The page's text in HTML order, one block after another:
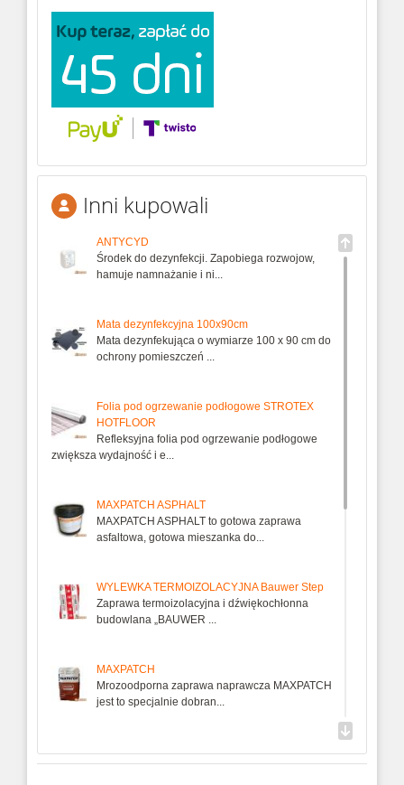
Inni kupowali
ANTYCYD
Środek do dezynfekcji. Zapobiega rozwojow,
hamuje namnażanie i ni...
Mata dezynfekcyjna 100x90cm
Mata dezynfekująca o wymiarze 100 x 90 cm do
ochrony pomieszczeń ...
Folia pod ogrzewanie podłogowe STROTEX
HOTFLOOR
Refleksyjna folia pod ogrzewanie podłogowe
zwiększa wydajność i e...
MAXPATCH ASPHALT
MAXPATCH ASPHALT to gotowa zaprawa
asfaltowa, gotowa mieszanka do...
WYLEWKA TERMOIZOLACYJNA Bauwer Step
Zaprawa termoizolacyjna i dźwiękochłonna
budowlana „BAUWER ...
MAXPATCH
Mrozoodporna zaprawa naprawcza MAXPATCH
jest to specjalnie dobran...
MAXCURE
Preparat do pielęgnacji świeżego betonu, ciecz